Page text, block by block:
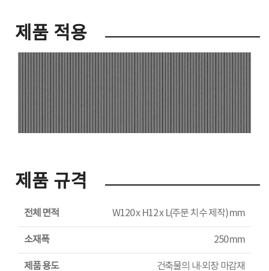
제품 적용
제품 규격
전체 면적 W120 x H12 x L(주문 치수 제작) mm
소재폭 250 mm
제품 용도 건축물의 내·외장 마감재